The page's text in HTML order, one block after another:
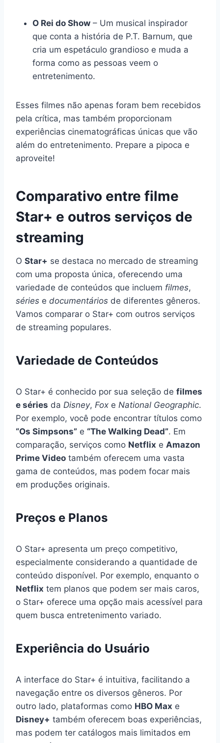
O Rei do Show – Um musical inspirador
que conta a história de P.T. Barnum, que
cria um espetáculo grandioso e muda a
forma como as pessoas veem o
entretenimento.
Esses filmes não apenas foram bem recebidos
pela crítica, mas também proporcionam
experiências cinematográficas únicas que vão
além do entretenimento. Prepare a pipoca e
aproveite!
Comparativo entre filme
Star+ e outros serviços de
streaming
O Star+ se destaca no mercado de streaming
com uma proposta única, oferecendo uma
variedade de conteúdos que incluem filmes,
séries e documentários de diferentes gêneros.
Vamos comparar o Star+ com outros serviços
de streaming populares.
Variedade de Conteúdos
O Star+ é conhecido por sua seleção de filmes
e séries da Disney, Fox e National Geographic.
Por exemplo, você pode encontrar títulos como
“Os Simpsons” e “The Walking Dead”. Em
comparação, serviços como Netflix e Amazon
Prime Video também oferecem uma vasta
gama de conteúdos, mas podem focar mais
em produções originais.
Preços e Planos
O Star+ apresenta um preço competitivo,
especialmente considerando a quantidade de
conteúdo disponível. Por exemplo, enquanto o
Netflix tem planos que podem ser mais caros,
o Star+ oferece uma opção mais acessível para
quem busca entretenimento variado.
Experiência do Usuário
A interface do Star+ é intuitiva, facilitando a
navegação entre os diversos gêneros. Por
outro lado, plataformas como HBO Max e
Disney+ também oferecem boas experiências,
mas podem ter catálogos mais limitados em